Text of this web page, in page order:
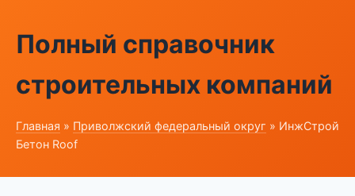
Полный справочник
строительных компаний
Главная » Приволжский федеральный округ » ИнжСтрой
Бетон Roof